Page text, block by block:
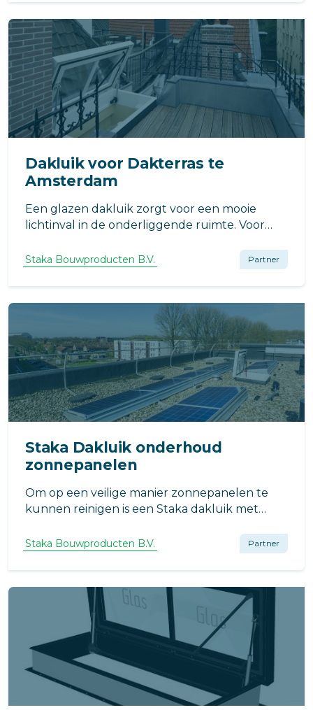
te bereiken en niet te openen.
Dakluik voor Dakterras te
Amsterdam
Een glazen dakluik zorgt voor een mooie
lichtinval in de onderliggende ruimte. Voor
Staka Dakluiken voor toegang tot het
dakterras een dakluik met glas geleverd.
Staka Bouwproducten B.V. Partner
Staka Dakluik onderhoud
zonnepanelen
Om op een veilige manier zonnepanelen te
kunnen reinigen is een Staka dakluik met
Staka Bouwproducten B.V. Partner